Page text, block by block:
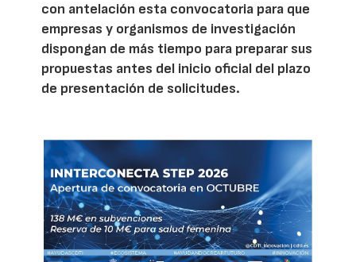
con antelación esta convocatoria para que
empresas y organismos de investigación
dispongan de más tiempo para preparar sus
propuestas antes del inicio oficial del plazo
de presentación de solicitudes.